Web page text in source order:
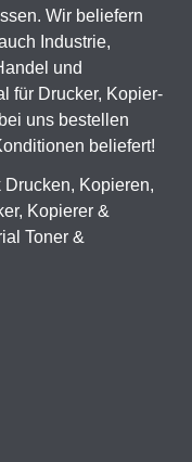
Wir beliefern
Industrie,
und
für Drucker, Kopier-
uns bestellen
beliefert!
Kopieren,
Kopierer &
Toner &